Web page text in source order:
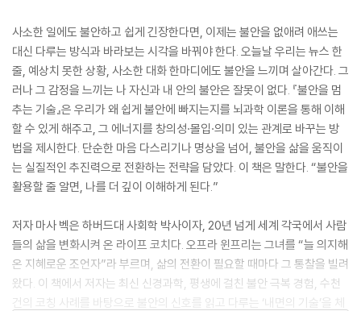
사소한 일에도 불안하고 쉽게 긴장한다면, 이제는 불안을 없애려 애쓰는
대신 다루는 방식과 바라보는 시각을 바꿔야 한다. 오늘날 우리는 뉴스 한
줄, 예상치 못한 상황, 사소한 대화 한마디에도 불안을 느끼며 살아간다. 그
러나 그 감정을 느끼는 나 자신과 내 안의 불안은 잘못이 없다. 『불안을 멈
추는 기술』은 우리가 왜 쉽게 불안에 빠지는지를 뇌과학 이론을 통해 이해
할 수 있게 해주고, 그 에너지를 창의성·몰입·의미 있는 관계로 바꾸는 방
법을 제시한다. 단순한 마음 다스리기나 명상을 넘어, 불안을 삶을 움직이
는 실질적인 추진력으로 전환하는 전략을 담았다. 이 책은 말한다. “불안을
활용할 줄 알면, 나를 더 깊이 이해하게 된다.”
저자 마사 벡은 하버드대 사회학 박사이자, 20년 넘게 세계 각국에서 사람
들의 삶을 변화시켜 온 라이프 코치다. 오프라 윈프리는 그녀를 “늘 의지해
온 지혜로운 조언자”라 부르며, 삶의 전환이 필요할 때마다 그 통찰을 빌려
왔다. 이 책에서 저자는 최신 신경과학, 평생에 걸친 불안 극복 경험, 수천
건의 코칭 사례를 바탕으로 불안의 신호를 읽고 다루는 ‘내면의 기술’을 체